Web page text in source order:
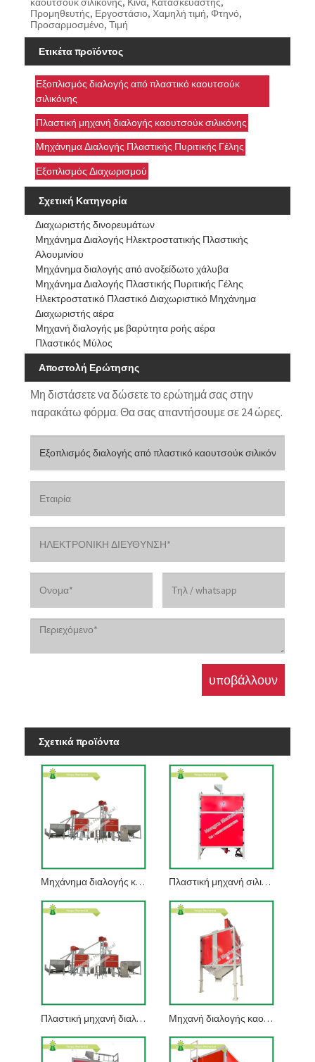
Προμηθευτής, Εργοστάσιο, Χαμηλή τιμή, Φτηνό,
Προσαρμοσμένο, Τιμή
Ετικέτα προϊόντος
Εξοπλισμός διαλογής από πλαστικό καουτσούκ
σιλικόνης
Πλαστική μηχανή διαλογής καουτσούκ σιλικόνης
Μηχάνημα Διαλογής Πλαστικής Πυριτικής Γέλης
Εξοπλισμός Διαχωρισμού
Σχετική Κατηγορία
Διαχωριστής δινορευμάτων
Μηχάνημα Διαλογής Ηλεκτροστατικής Πλαστικής
Αλουμινίου
Μηχάνημα διαλογής από ανοξείδωτο χάλυβα
Μηχάνημα Διαλογής Πλαστικής Πυριτικής Γέλης
Ηλεκτροστατικό Πλαστικό Διαχωριστικό Μηχάνημα
Διαχωριστής αέρα
Μηχανή διαλογής με βαρύτητα ροής αέρα
Πλαστικός Μύλος
Αποστολή Ερώτησης
Μη διστάσετε να δώσετε το ερώτημά σας στην
παρακάτω φόρμα. Θα σας απαντήσουμε σε 24 ώρες.
Σχετικά προϊόντα
Μηχάνημα διαλογής καουτσούκ σιλικόνης Πλαστική μηχανή σιλικόνης
Πλαστική μηχανή διαλογής σιλικόνης Μηχανή διαλογής καουτσούκ